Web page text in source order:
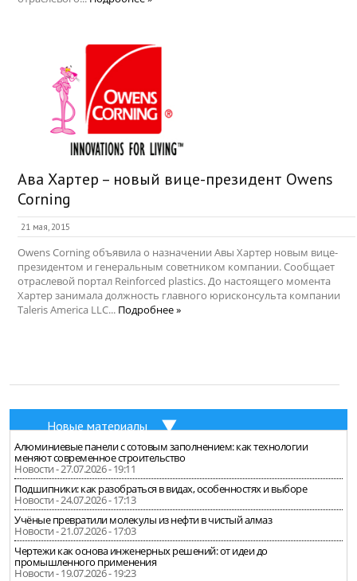
Ава Хартер – новый вице-президент Owens
Corning
21 мая, 2015
Owens Corning объявила о назначении Авы Хартер новым вице-
президентом и генеральным советником компании. Сообщает
отраслевой портал Reinforced plastics. До настоящего момента
Хартер занимала должность главного юрисконсульта компании
Taleris America LLC... Подробнее »
Новые материалы
Алюминиевые панели с сотовым заполнением: как технологии
меняют современное строительство
Новости - 27.07.2026 - 19:11
Подшипники: как разобраться в видах, особенностях и выборе
Новости - 24.07.2026 - 17:13
Учёные превратили молекулы из нефти в чистый алмаз
Новости - 21.07.2026 - 17:03
Чертежи как основа инженерных решений: от идеи до
промышленного применения
Новости - 19.07.2026 - 19:23